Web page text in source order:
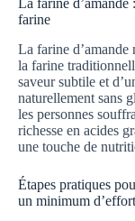
La farine d’amande
farine
La farine d’amande
la farine
saveur subtile et
naturellement sans
les personnes
richesse en acides
une touche de
Étapes pratiques
un minimum d’effort